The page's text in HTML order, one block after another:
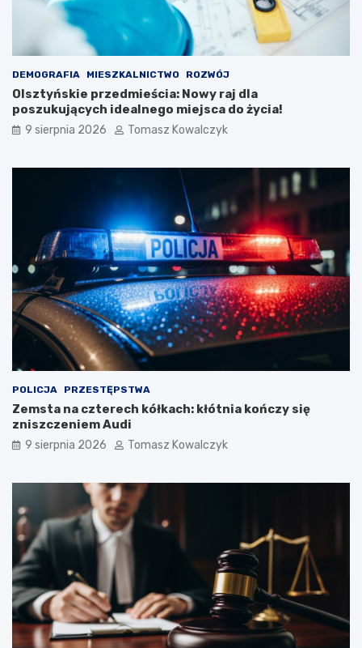
DEMOGRAFIA MIESZKALNICTWO ROZWÓJ
Olsztyńskie przedmieścia: Nowy raj dla
poszukujących idealnego miejsca do życia!
9 sierpnia 2026 Tomasz Kowalczyk
POLICJA PRZESTĘPSTWA
Zemsta na czterech kółkach: kłótnia kończy się
zniszczeniem Audi
9 sierpnia 2026 Tomasz Kowalczyk